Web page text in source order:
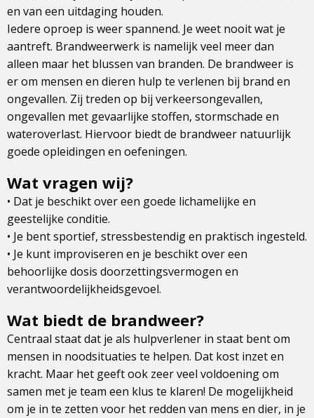
en van een uitdaging houden.
Iedere oproep is weer spannend. Je weet nooit wat je
aantreft. Brandweerwerk is namelijk veel meer dan
alleen maar het blussen van branden. De brandweer is
er om mensen en dieren hulp te verlenen bij brand en
ongevallen. Zij treden op bij verkeersongevallen,
ongevallen met gevaarlijke stoffen, stormschade en
wateroverlast. Hiervoor biedt de brandweer natuurlijk
goede opleidingen en oefeningen.
Wat vragen wij?
• Dat je beschikt over een goede lichamelijke en
geestelijke conditie.
• Je bent sportief, stressbestendig en praktisch ingesteld.
• Je kunt improviseren en je beschikt over een
behoorlijke dosis doorzettingsvermogen en
verantwoordelijkheidsgevoel.
Wat biedt de brandweer?
Centraal staat dat je als hulpverlener in staat bent om
mensen in noodsituaties te helpen. Dat kost inzet en
kracht. Maar het geeft ook zeer veel voldoening om
samen met je team een klus te klaren! De mogelijkheid
om je in te zetten voor het redden van mens en dier, in je